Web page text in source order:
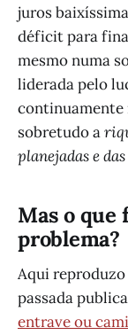
juros
déficit para
mesmo numa
liderada pelo
continuamente
sobretudo a
planejadas e
Mas o que
problema?
Aqui
passada
entrave ou